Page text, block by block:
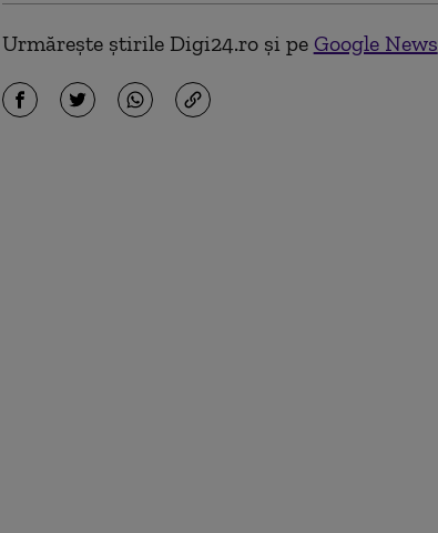
Urmărește știrile Digi24.ro și pe Google News